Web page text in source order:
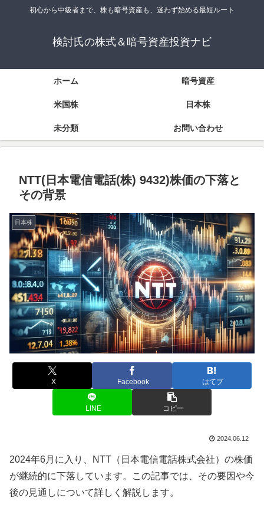
初心から中級者まで、株も暗号資産も、迷わず始める最短ルート
検討氏の株式＆暗号資産投資ナビ
ホーム 暗号資産
米国株 日本株
未分類 お問い合わせ
NTT(日本電信電話(株) 9432)株価の下落と
その背景
日本株
X Facebook はてブ
LINE コピー
2024.06.12
2024年6月に入り、NTT（日本電信電話株式会社）の株価
が継続的に下落しています。この記事では、その要因や今
後の見通しについて詳しく解説します。